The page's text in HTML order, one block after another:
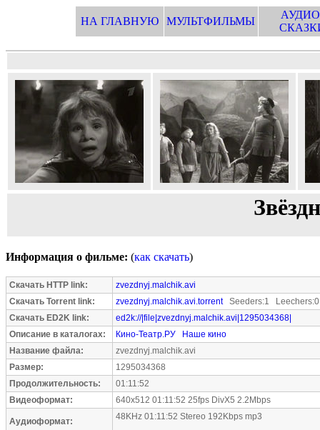
НА ГЛАВНУЮ МУЛЬТФИЛЬМЫ
Информация о фильме: (как скачать)
Скачать HTTP link:
zvezdnyj.malchik.avi
Скачать Torrent link:
zvezdnyj.malchik.avi.torrentSeeders:1 Leechers:0
Скачать ED2K link:
ed2k://|file|zvezdnyj.malchik.avi|1295034368|
Описание в каталогах:
Кино-Театр.РУ
Наше кино
Название файла:
zvezdnyj.malchik.avi
Размер:
1295034368
Продолжительность:
01:11:52
Видеоформат:
640x512 01:11:52 25fps DivX5 2.2Mbps
Аудиоформат: 48KHz 01:11:52 Stereo 192Kbps mp3